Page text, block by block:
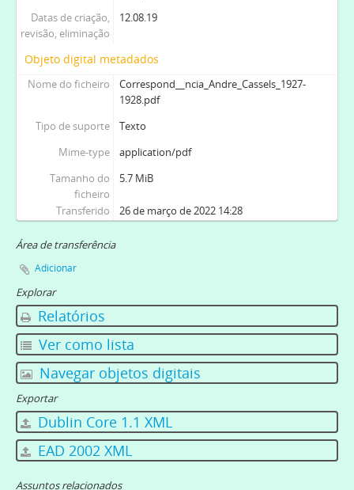
Datas de criação,
revisão, eliminação
12.08.19
Objeto digital metadados
Nome do ficheiro
Correspond__ncia_Andre_Cassels_1927-
1928.pdf
Tipo de suporte
Texto
Mime-type
application/pdf
Tamanho do
ficheiro
5.7 MiB
Transferido 26 de março de 2022 14:28
Área de transferência
Adicionar
Explorar
Relatórios
Ver como lista
Navegar objetos digitais
Exportar
Dublin Core 1.1 XML
EAD 2002 XML
Assuntos relacionados